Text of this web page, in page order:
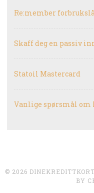
Re:member
Skaff deg en passiv
Statoil Mastercard
Vanlige spørsmål
© 2026
BY